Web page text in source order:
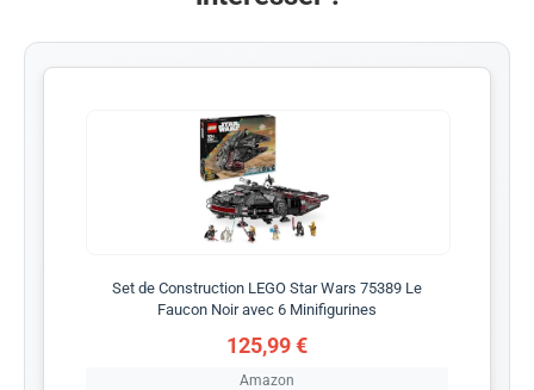
Set de Construction LEGO Star Wars 75389 Le
Faucon Noir avec 6 Minifigurines
125,99 €
Amazon